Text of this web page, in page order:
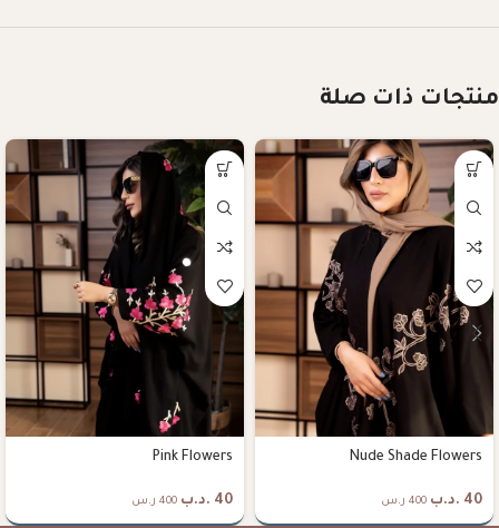
منتجات ذات صلة
Nude Shade Flowers
40 .د.ب 400 ر.س
Pink Flowers
40 .د.ب 400 ر.س